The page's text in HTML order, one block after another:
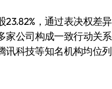
，通过表决权差
公司构成一致行动关系
科技等知名机构均位